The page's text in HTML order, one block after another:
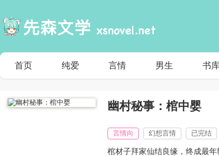
首页 纯爱 言情 男生 书
幽村秘事：棺中婴
言情向 幻想言情 已完结
棺材子拜家仙结良缘，终成最年